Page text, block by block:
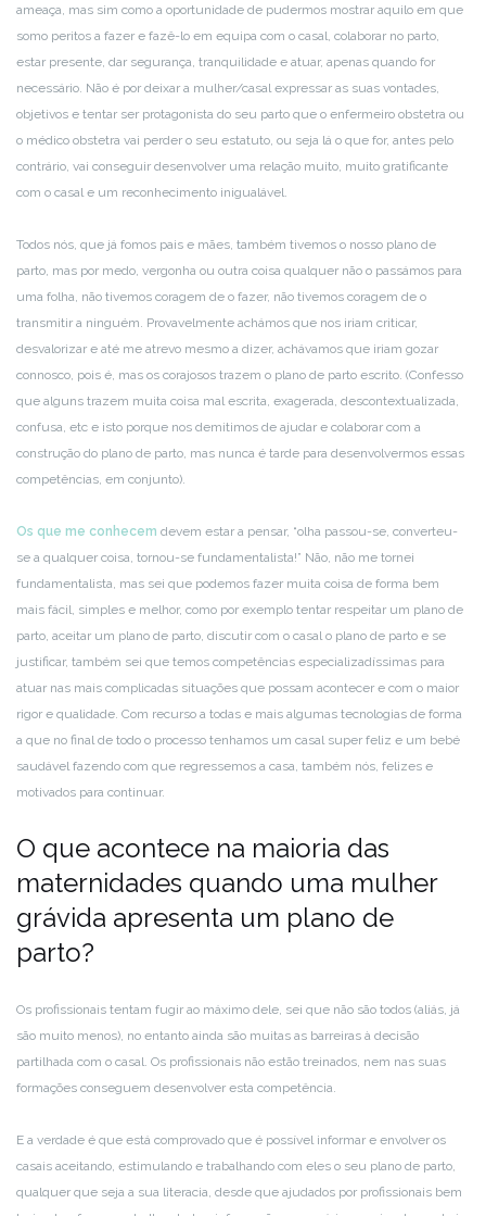
ameaça, mas sim como a oportunidade de pudermos mostrar aquilo em que
somo peritos a fazer e fazê-lo em equipa com o casal, colaborar no parto,
estar presente, dar segurança, tranquilidade e atuar, apenas quando for
necessário. Não é por deixar a mulher/casal expressar as suas vontades,
objetivos e tentar ser protagonista do seu parto que o enfermeiro obstetra ou
o médico obstetra vai perder o seu estatuto, ou seja lá o que for, antes pelo
contrário, vai conseguir desenvolver uma relação muito, muito gratificante
com o casal e um reconhecimento inigualável.
Todos nós, que já fomos pais e mães, também tivemos o nosso plano de
parto, mas por medo, vergonha ou outra coisa qualquer não o passámos para
uma folha, não tivemos coragem de o fazer, não tivemos coragem de o
transmitir a ninguém. Provavelmente achámos que nos iriam criticar,
desvalorizar e até me atrevo mesmo a dizer, achávamos que iriam gozar
connosco, pois é, mas os corajosos trazem o plano de parto escrito. (Confesso
que alguns trazem muita coisa mal escrita, exagerada, descontextualizada,
confusa, etc e isto porque nos demitimos de ajudar e colaborar com a
construção do plano de parto, mas nunca é tarde para desenvolvermos essas
competências, em conjunto).
Os que me conhecem devem estar a pensar, “olha passou-se, converteu-
se a qualquer coisa, tornou-se fundamentalista!” Não, não me tornei
fundamentalista, mas sei que podemos fazer muita coisa de forma bem
mais fácil, simples e melhor, como por exemplo tentar respeitar um plano de
parto, aceitar um plano de parto, discutir com o casal o plano de parto e se
justificar, também sei que temos competências especializadíssimas para
atuar nas mais complicadas situações que possam acontecer e com o maior
rigor e qualidade. Com recurso a todas e mais algumas tecnologias de forma
a que no final de todo o processo tenhamos um casal super feliz e um bebé
saudável fazendo com que regressemos a casa, também nós, felizes e
motivados para continuar.
O que acontece na maioria das
maternidades quando uma mulher
grávida apresenta um plano de
parto?
Os profissionais tentam fugir ao máximo dele, sei que não são todos (aliás, já
são muito menos), no entanto ainda são muitas as barreiras à decisão
partilhada com o casal. Os profissionais não estão treinados, nem nas suas
formações conseguem desenvolver esta competência.
E a verdade é que está comprovado que é possível informar e envolver os
casais aceitando, estimulando e trabalhando com eles o seu plano de parto,
qualquer que seja a sua literacia, desde que ajudados por profissionais bem